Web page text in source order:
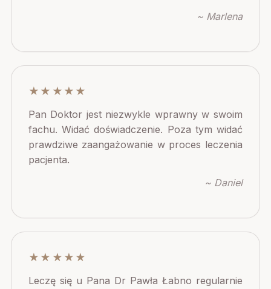
~ Marlena
★★★★★
Pan Doktor jest niezwykle wprawny w swoim
fachu. Widać doświadczenie. Poza tym widać
prawdziwe zaangażowanie w proces leczenia
pacjenta.
~ Daniel
★★★★★
Leczę się u Pana Dr Pawła Łabno regularnie